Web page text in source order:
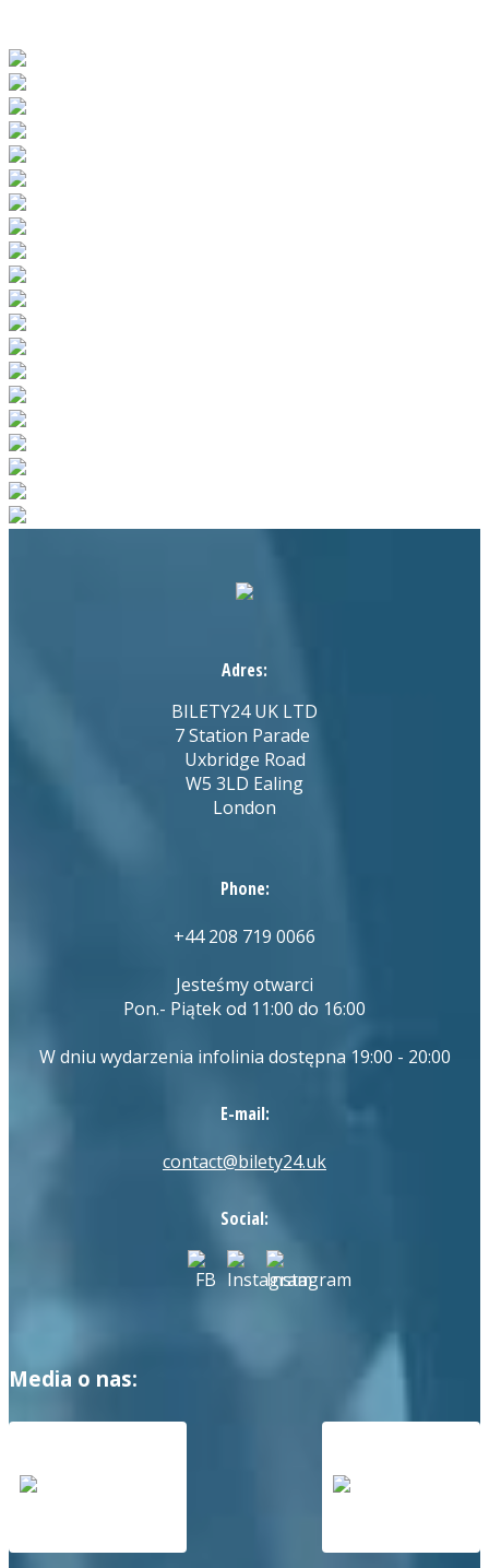
Adres:
BILETY24 UK LTD
7 Station Parade
Uxbridge Road
W5 3LD Ealing
London
Phone:
+44 208 719 0066
Jesteśmy otwarci
Pon.- Piątek od 11:00 do 16:00
W dniu wydarzenia infolinia dostępna 19:00 - 20:00
E-mail:
contact@bilety24.uk
Social:
Media o nas: